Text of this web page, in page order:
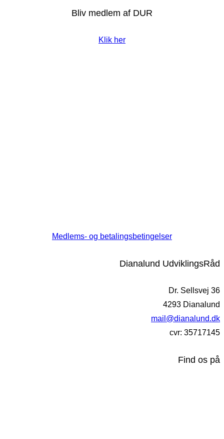
Bliv medlem af DUR
Klik her
Medlems- og betalingsbetingelser
Dianalund UdviklingsRåd
Dr. Sellsvej 36
4293 Dianalund
mail@dianalund.dk
cvr: 35717145
Find os på